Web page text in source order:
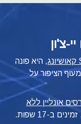
צ'ון
, היא פונה
הציפור על
אונליין ללא